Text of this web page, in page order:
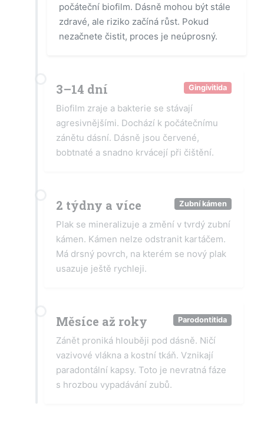
počáteční biofilm. Dásně mohou být stále
zdravé, ale riziko začíná růst. Pokud
nezačnete čistit, proces je neúprosný.
3–14 dní Gingivitida
Biofilm zraje a bakterie se stávají
agresivnějšími. Dochází k počátečnímu
zánětu dásní. Dásně jsou červené,
bobtnaté a snadno krvácejí při čištění.
2 týdny a více Zubní kámen
Plak se mineralizuje a změní v tvrdý zubní
kámen. Kámen nelze odstranit kartáčem.
Má drsný povrch, na kterém se nový plak
usazuje ještě rychleji.
Měsíce až roky Parodontitida
Zánět proniká hlouběji pod dásně. Ničí
vazivové vlákna a kostní tkáň. Vznikají
paradontální kapsy. Toto je nevratná fáze
s hrozbou vypadávání zubů.